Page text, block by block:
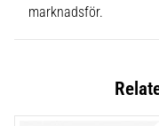
marknadsför.